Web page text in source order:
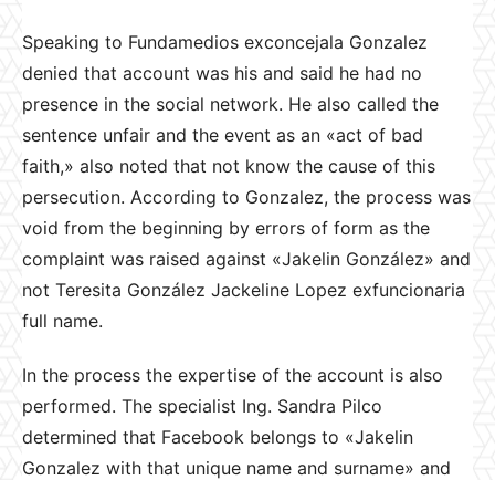
Speaking to Fundamedios exconcejala Gonzalez
denied that account was his and said he had no
presence in the social network. He also called the
sentence unfair and the event as an «act of bad
faith,» also noted that not know the cause of this
persecution. According to Gonzalez, the process was
void from the beginning by errors of form as the
complaint was raised against «Jakelin González» and
not Teresita González Jackeline Lopez exfuncionaria
full name.
In the process the expertise of the account is also
performed. The specialist Ing. Sandra Pilco
determined that Facebook belongs to «Jakelin
Gonzalez with that unique name and surname» and